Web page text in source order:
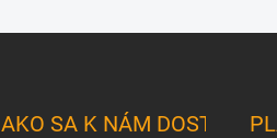
AKO SA K NÁM DOSTANETE